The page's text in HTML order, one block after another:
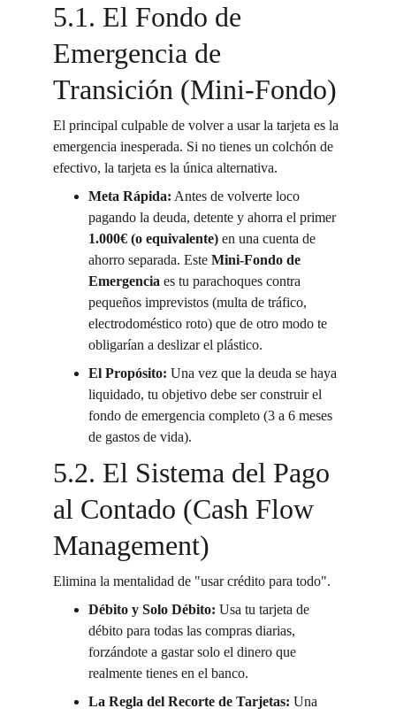
5.1. El Fondo de
Emergencia de
Transición (Mini-Fondo)
El principal culpable de volver a usar la tarjeta es la
emergencia inesperada. Si no tienes un colchón de
efectivo, la tarjeta es la única alternativa.
Meta Rápida: Antes de volverte loco
pagando la deuda, detente y ahorra el primer
1.000€ (o equivalente) en una cuenta de
ahorro separada. Este Mini-Fondo de
Emergencia es tu parachoques contra
pequeños imprevistos (multa de tráfico,
electrodoméstico roto) que de otro modo te
obligarían a deslizar el plástico.
El Propósito: Una vez que la deuda se haya
liquidado, tu objetivo debe ser construir el
fondo de emergencia completo (3 a 6 meses
de gastos de vida).
5.2. El Sistema del Pago
al Contado (Cash Flow
Management)
Elimina la mentalidad de "usar crédito para todo".
Débito y Solo Débito: Usa tu tarjeta de
débito para todas las compras diarias,
forzándote a gastar solo el dinero que
realmente tienes en el banco.
La Regla del Recorte de Tarjetas: Una